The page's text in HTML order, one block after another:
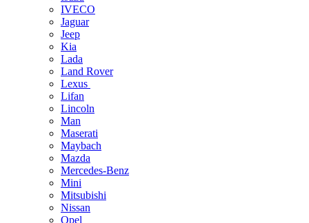
IVECO
Jaguar
Jeep
Kia
Lada
Land Rover
Lexus
Lifan
Lincoln
Man
Maserati
Maybach
Mazda
Mercedes-Benz
Mini
Mitsubishi
Nissan
Opel